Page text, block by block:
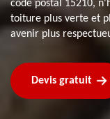
code postal 15210,
toiture plus verte et
avenir plus
Devis gratuit